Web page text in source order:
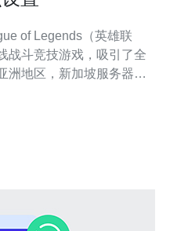
战斗竞技游戏，吸引了全
洲地区，新加坡服务器是
。本文将介绍如何设置lol